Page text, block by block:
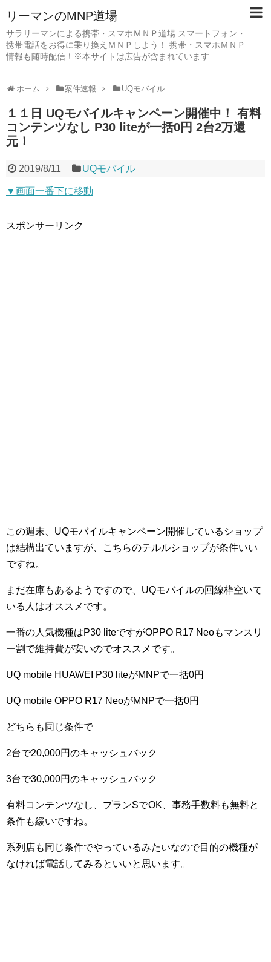
リーマンのMNP道場
サラリーマンによる携帯・スマホＭＮＰ道場 スマートフォン・
携帯電話をお得に乗り換えＭＮＰしよう！ 携帯・スマホＭＮＰ
情報も随時配信！※本サイトは広告が含まれています
ホーム 案件速報 UQモバイル
１１日 UQモバイルキャンペーン開催中！ 有料
コンテンツなし P30 liteが一括0円 2台2万還
元！
2019/8/11 UQモバイル
▼画面一番下に移動
スポンサーリンク
この週末、UQモバイルキャンペーン開催しているショップ
は結構出ていますが、こちらのテルルショップが条件いい
ですね。
まだ在庫もあるようですので、UQモバイルの回線枠空いて
いる人はオススメです。
一番の人気機種はP30 liteですがOPPO R17 Neoもマンスリ
ー割で維持費が安いのでオススメです。
UQ mobile HUAWEI P30 liteがMNPで一括0円
UQ mobile OPPO R17 NeoがMNPで一括0円
どちらも同じ条件で
2台で20,000円のキャッシュバック
3台で30,000円のキャッシュバック
有料コンテンツなし、プランSでOK、事務手数料も無料と
条件も緩いですね。
系列店も同じ条件でやっているみたいなので目的の機種が
なければ電話してみるといいと思います。